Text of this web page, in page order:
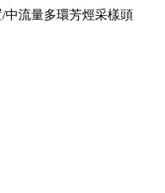
中流量多環芳烴采樣頭